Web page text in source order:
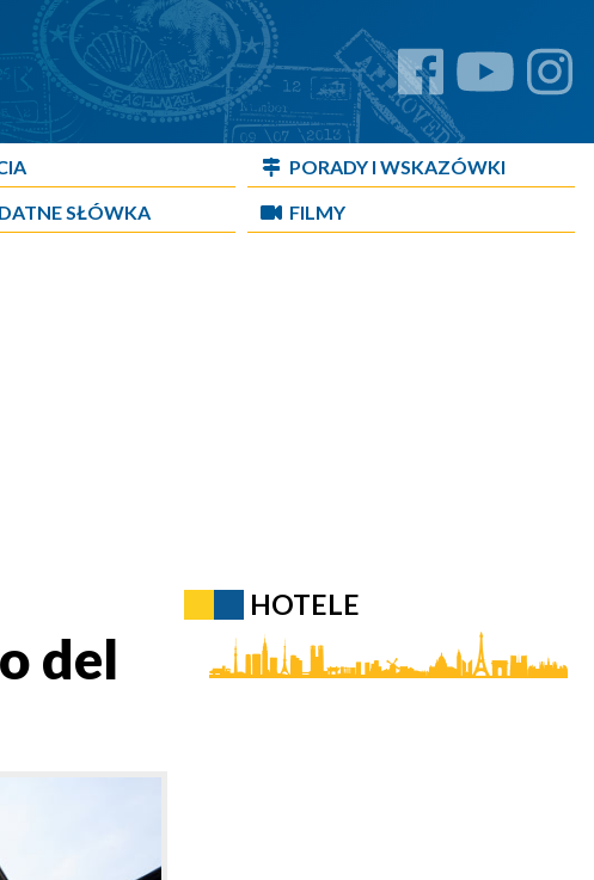
PORADY I WSKAZÓWKI
SŁÓWKA
FILMY
del
HOTELE